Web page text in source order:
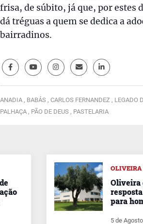
frisa, de súbito, já que, por estes
dá tréguas a quem se dedica a
bairradinos.
ANADIA , BABÁS , CARLOS FERNANDEZ , LEGADO
PALHAÇA , PÃO DE DEUS , PASTELARIA
OLIVEIRA
Oliveira
para
5 de